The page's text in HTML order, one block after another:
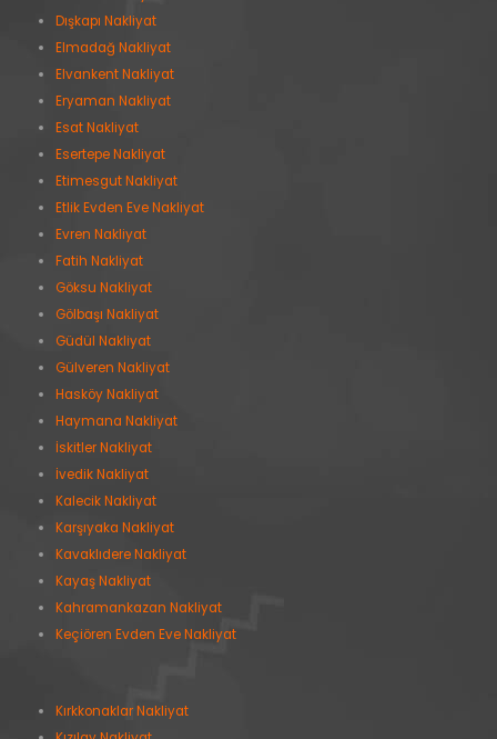
Dışkapı Nakliyat
Elmadağ Nakliyat
Elvankent Nakliyat
Eryaman Nakliyat
Esat Nakliyat
Esertepe Nakliyat
Etimesgut Nakliyat
Etlik Evden Eve Nakliyat
Evren Nakliyat
Fatih Nakliyat
Göksu Nakliyat
Gölbaşı Nakliyat
Güdül Nakliyat
Gülveren Nakliyat
Hasköy Nakliyat
Haymana Nakliyat
İskitler Nakliyat
İvedik Nakliyat
Kalecik Nakliyat
Karşıyaka Nakliyat
Kavaklıdere Nakliyat
Kayaş Nakliyat
Kahramankazan Nakliyat
Keçiören Evden Eve Nakliyat
Kırkkonaklar Nakliyat